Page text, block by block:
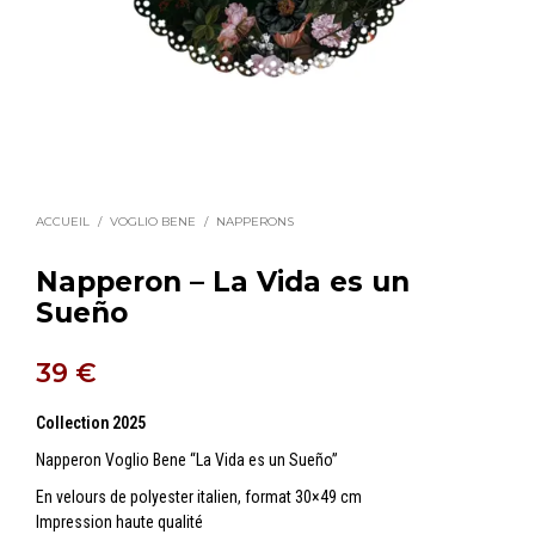
ACCUEIL / VOGLIO BENE / NAPPERONS
Napperon – La Vida es un
Sueño
39 €
Collection 2025
Napperon Voglio Bene “La Vida es un Sueño”
En velours de polyester italien, format 30×49 cm
Impression haute qualité